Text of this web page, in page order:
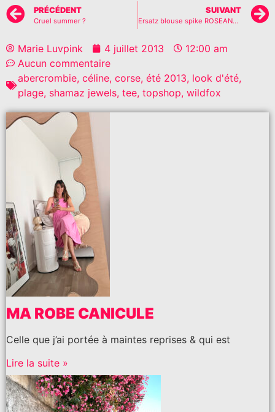
PRÉCÉDENT
Cruel summer ?
SUIVANT
Ersatz blouse spike ROSEANNA
Marie Luvpink 4 juillet 2013
12:00 am
Aucun commentaire
abercrombie, céline, corse, été 2013, look d'été,
plage, shamaz jewels, tee, topshop, wildfox
MA ROBE CANICULE
Celle que j’ai portée à maintes reprises & qui est
Lire la suite »